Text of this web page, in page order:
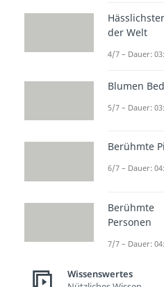
wird
in
tiefe,
aus.
nur,
der Welt
4/7 – Dauer:
Blumen
5/7 – Dauer:
Berühmte
6/7 – Dauer:
Berühmte
Personen
7/7 – Dauer:
Wissenswertes